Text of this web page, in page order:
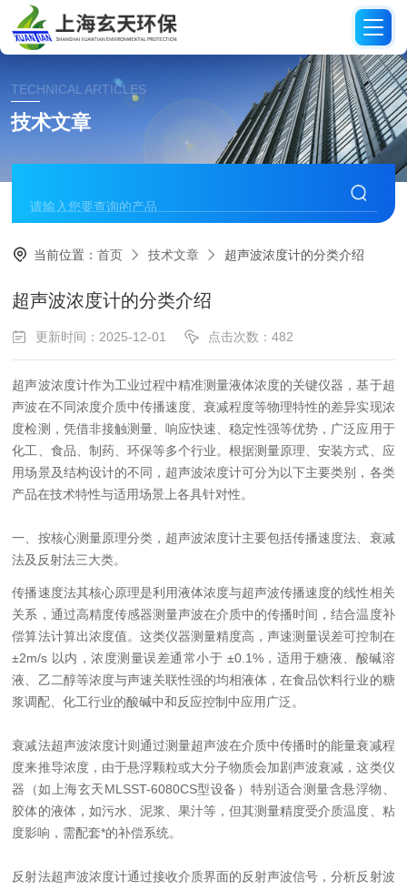
TECHNICAL ARTICLES
技术文章
当前位置：首页 技术文章 超声波浓度计的分类介绍
超声波浓度计的分类介绍
更新时间：2025-12-01 点击次数：482
超声波浓度计作为工业过程中精准测量液体浓度的关键仪器，基于超
声波在不同浓度介质中传播速度、衰减程度等物理特性的差异实现浓
度检测，凭借非接触测量、响应快速、稳定性强等优势，广泛应用于
化工、食品、制药、环保等多个行业。根据测量原理、安装方式、应
用场景及结构设计的不同，超声波浓度计可分为以下主要类别，各类
产品在技术特性与适用场景上各具针对性。
一、按核心测量原理分类，超声波浓度计主要包括传播速度法、衰减
法及反射法三大类。
传播速度法其核心原理是利用液体浓度与超声波传播速度的线性相关
关系，通过高精度传感器测量声波在介质中的传播时间，结合温度补
偿算法计算出浓度值。这类仪器测量精度高，声速测量误差可控制在
±2m/s 以内，浓度测量误差通常小于 ±0.1%，适用于糖液、酸碱溶
液、乙二醇等浓度与声速关联性强的均相液体，在食品饮料行业的糖
浆调配、化工行业的酸碱中和反应控制中应用广泛。
衰减法超声波浓度计则通过测量超声波在介质中传播时的能量衰减程
度来推导浓度，由于悬浮颗粒或大分子物质会加剧声波衰减，这类仪
器（如上海玄天MLSST-6080CS型设备）特别适合测量含悬浮物、
胶体的液体，如污水、泥浆、果汁等，但其测量精度受介质温度、粘
度影响，需配套*的补偿系统。
反射法超声波浓度计通过接收介质界面的反射声波信号，分析反射波